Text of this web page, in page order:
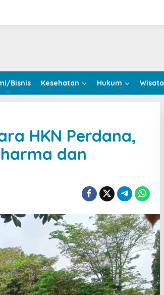
Bisnis Kesehatan Hukum Wisata
HKN Perdana,
dan